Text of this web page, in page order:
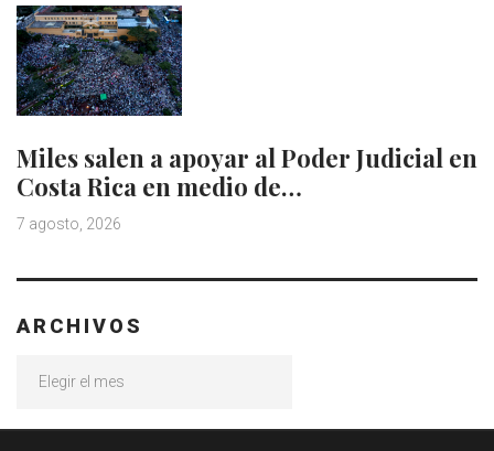
Miles salen a apoyar al Poder Judicial en
Costa Rica en medio de…
7 agosto, 2026
ARCHIVOS